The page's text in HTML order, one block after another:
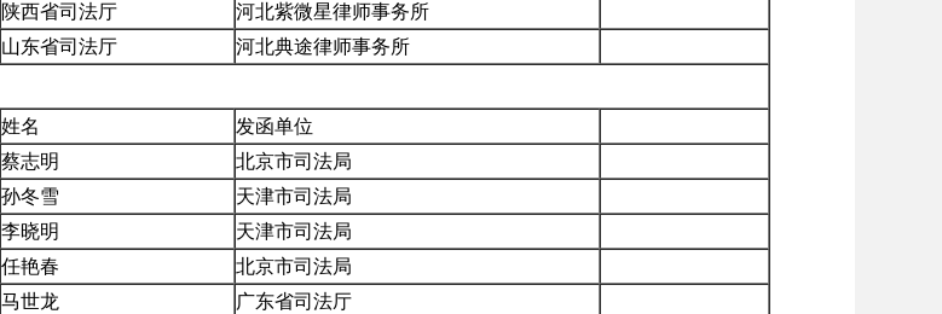
陕西省司法厅
河北紫微星律师事务所
山东省司法厅
河北典途律师事务所
姓名
发函单位
蔡志明
北京市司法局
孙冬雪
天津市司法局
李晓明
天津市司法局
任艳春
北京市司法局
马世龙 广东省司法厅